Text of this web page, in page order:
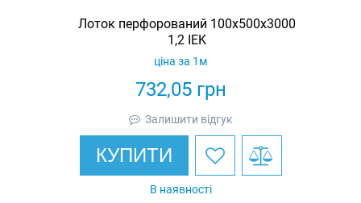
Лоток перфорований 100x500x3000
1,2 IEK
732,05грн
ціна за 1м
Залишити відгук
КУПИТИ
В наявності